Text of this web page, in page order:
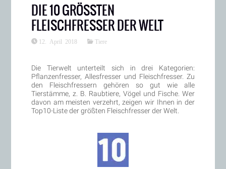
DIE 10 GRÖSSTEN F
LEISCHFRESSER DER WELT
12. April 2018 Tiere
Die Tierwelt unterteilt sich in drei Kategorien:
Pflanzenfresser, Allesfresser und Fleischfresser. Zu
den Fleischfressern gehören so gut wie alle
Tierstämme, z. B. Raubtiere, Vögel und Fische. Wer
davon am meisten verzehrt, zeigen wir Ihnen in der
Top10-Liste der größten Fleischfresser der Welt.